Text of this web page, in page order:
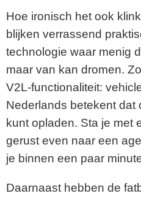
Hoe ironisch het ook
blijken verrassend
technologie waar menig
maar van kan dromen.
V2L-functionaliteit:
Nederlands betekent dat
kunt opladen. Sta je met
gerust even naar een
je binnen een paar
Daarnaast hebben de